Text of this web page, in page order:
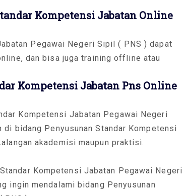
Kompetensi Jabatan Online
Pegawai Negeri Sipil ( PNS ) dapat
dan bisa juga training offline atau
Kompetensi Jabatan Pns Online
Kompetensi Jabatan Pegawai Negeri
bidang Penyusunan Standar Kompetensi
akademisi maupun praktisi.
Kompetensi Jabatan Pegawai Negeri
ingin mendalami bidang Penyusunan